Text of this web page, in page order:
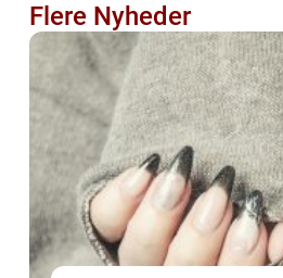
Flere Nyheder